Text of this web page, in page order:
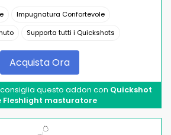
Impugnatura Confortevole
Supporta tutti i Quickshots
Acquista Ora
questo addon con Quickshot
Fleshlight masturatore